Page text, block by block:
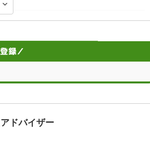
録／
ドバイザー